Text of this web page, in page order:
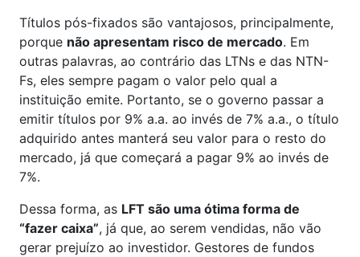
Títulos pós-fixados são vantajosos, principalmente,
porque não apresentam risco de mercado. Em
outras palavras, ao contrário das LTNs e das NTN-
Fs, eles sempre pagam o valor pelo qual a
instituição emite. Portanto, se o governo passar a
emitir títulos por 9% a.a. ao invés de 7% a.a., o título
adquirido antes manterá seu valor para o resto do
mercado, já que começará a pagar 9% ao invés de
7%.
Dessa forma, as LFT são uma ótima forma de
“fazer caixa”, já que, ao serem vendidas, não vão
gerar prejuízo ao investidor. Gestores de fundos